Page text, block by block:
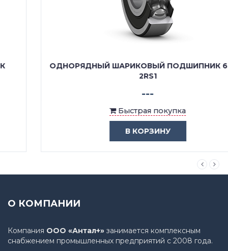
ОДНОРЯДНЫЙ ШАРИКОВЫЙ ПОДШИПНИК 61909
Быстрая покупка
В КОРЗИНУ
О КОМПАНИИ
Компания ООО «Антал+» занимается комплексным
снабжением промышленных предприятий с 2008 года.